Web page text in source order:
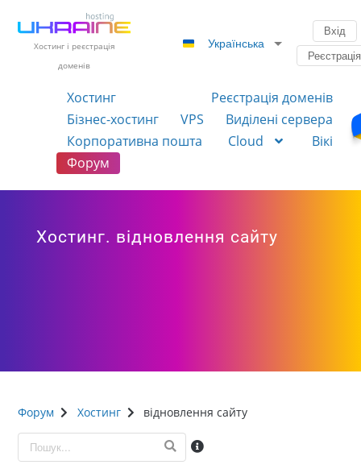
Хостинг і реєстрація
доменів
Українська
Вхід
Реєстрація
Хостинг
Реєстрація доменів
Бізнес-хостинг
VPS
Виділені сервера
Корпоративна пошта
Cloud
Вікі
Форум
Хостинг. відновлення сайту
Форум Хостинг відновлення сайту